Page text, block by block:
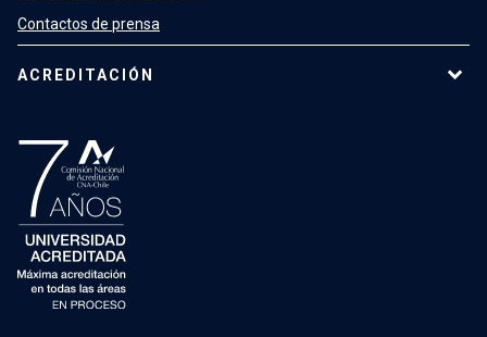
Contactos de prensa
ACREDITACIÓN